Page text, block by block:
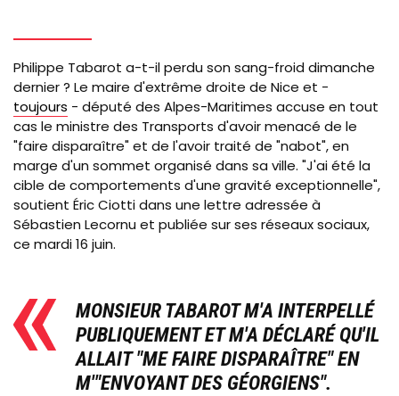
Philippe Tabarot a-t-il perdu son sang-froid dimanche
dernier ? Le maire d'extrême droite de Nice et -
toujours - député des Alpes-Maritimes accuse en tout
cas le ministre des Transports d'avoir menacé de le
"faire disparaître" et de l'avoir traité de "nabot", en
marge d'un sommet organisé dans sa ville. "J'ai été la
cible de comportements d'une gravité exceptionnelle",
soutient Éric Ciotti dans une lettre adressée à
Sébastien Lecornu et publiée sur ses réseaux sociaux,
ce mardi 16 juin.
MONSIEUR TABAROT M'A INTERPELLÉ
PUBLIQUEMENT ET M'A DÉCLARÉ QU'IL
ALLAIT "ME FAIRE DISPARAÎTRE" EN
M'"ENVOYANT DES GÉORGIENS".